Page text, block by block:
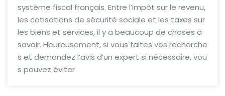
système fiscal français. Entre l’impôt sur le revenu,
les cotisations de sécurité sociale et les taxes sur
les biens et services, il y a beaucoup de choses à
savoir. Heureusement, si vous faites vos recherche
s et demandez l’avis d’un expert si nécessaire, vou
s pouvez éviter